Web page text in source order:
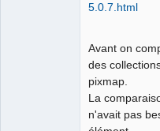
5.0.7.html
Avant on
des
pixmap.
La
n'avait pas